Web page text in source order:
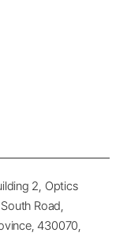
2, Optics
Road,
430070,